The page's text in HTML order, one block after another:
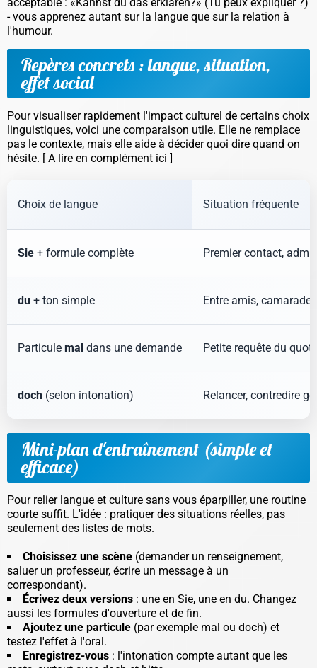
acceptable : «Kannst du das erklären?» (Tu peux expliquer ?)
- vous apprenez autant sur la langue que sur la relation à
l'humour.
Repères concrets : langue, situation,
effet social
Pour visualiser rapidement l'impact culturel de certains choix
linguistiques, voici une comparaison utile. Elle ne remplace
pas le contexte, mais elle aide à décider quoi dire quand on
hésite. [ A lire en complément ici ]
Choix de langue Situation fréquente
Sie + formule complète Premier contact,
du + ton simple Entre amis,
Particule mal dans une demande Petite requête du
doch (selon intonation) Relancer, contredire
Mini-plan d'entraînement (simple et
efficace)
Pour relier langue et culture sans vous éparpiller, une routine
courte suffit. L'idée : pratiquer des situations réelles, pas
seulement des listes de mots.
Choisissez une scène (demander un renseignement,
saluer un professeur, écrire un message à un
correspondant).
Écrivez deux versions : une en Sie, une en du. Changez
aussi les formules d'ouverture et de fin.
Ajoutez une particule (par exemple mal ou doch) et
testez l'effet à l'oral.
Enregistrez-vous : l'intonation compte autant que les